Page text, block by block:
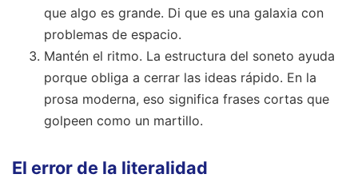
que algo es grande. Di que es una galaxia con
problemas de espacio.
Mantén el ritmo. La estructura del soneto ayuda
porque obliga a cerrar las ideas rápido. En la
prosa moderna, eso significa frases cortas que
golpeen como un martillo.
El error de la literalidad